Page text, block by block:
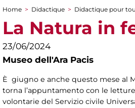
You are here
Home > Didactique > Didactique pour
La Natura in
23/06/2024
Museo dell'Ara Pacis
È giugno e anche questo mese al
torna l’appuntamento con le
volontarie del Servizio civile